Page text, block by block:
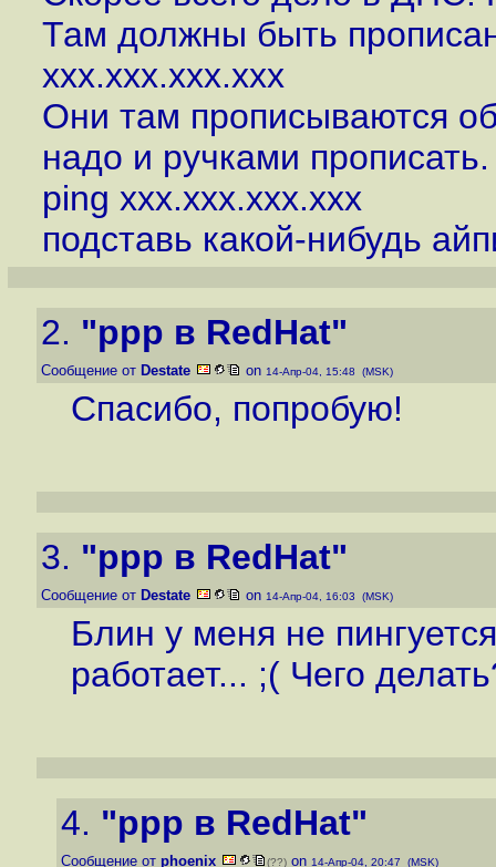
Там должны быть
xxx.xxx.xxx.xxx
Они там прописываются
надо и ручками
ping xxx.xxx.xxx.xxx
подставь какой-нибудь
2. "ppp в RedHat"
Сообщение от Destate on 14-Апр-04, 15:48 (MSK)
Спасибо, попробую!
3. "ppp в RedHat"
Сообщение от Destate on 14-Апр-04, 16:03 (MSK)
Блин у меня не
работает... ;( Чего
4. "ppp в RedHat"
Сообщение от phoenix (??) on 14-Апр-04, 20:47 (MSK)